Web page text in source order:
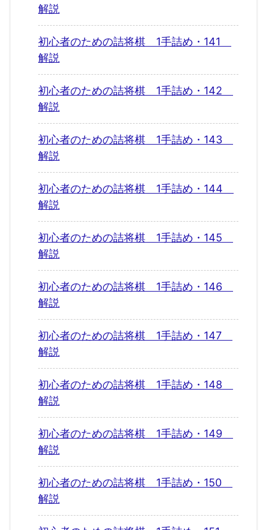
解説
初心者のための詰将棋 1手詰め・141
解説
初心者のための詰将棋 1手詰め・142
解説
初心者のための詰将棋 1手詰め・143
解説
初心者のための詰将棋 1手詰め・144
解説
初心者のための詰将棋 1手詰め・145
解説
初心者のための詰将棋 1手詰め・146
解説
初心者のための詰将棋 1手詰め・147
解説
初心者のための詰将棋 1手詰め・148
解説
初心者のための詰将棋 1手詰め・149
解説
初心者のための詰将棋 1手詰め・150
解説